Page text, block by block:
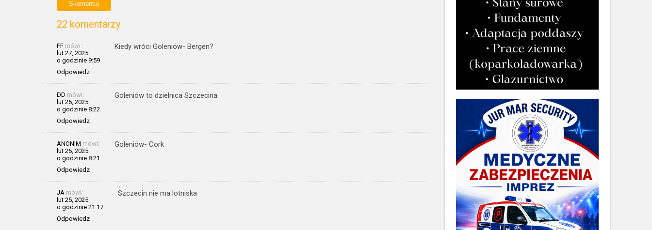
22 komentarzy
FF mówi:
lut 27, 2025
o godzinie 9:59
Odpowiedz
Kiedy wróci Goleniów- Bergen?
DD mówi:
lut 26, 2025
o godzinie 8:22
Odpowiedz
Goleniów to dzielnica Szczecina
ANONIM mówi:
lut 26, 2025
o godzinie 8:21
Odpowiedz
Goleniów- Cork
JA mówi:
lut 25, 2025
o godzinie 21:17
Odpowiedz
Szczecin nie ma lotniska